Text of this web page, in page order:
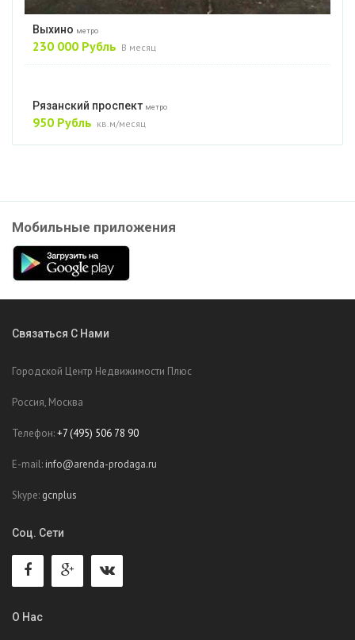
Выхино метро
230 000 Рубль В месяц
Рязанский проспект метро
950 Рубль кв.м/месяц
Мобильные приложения
Связаться С Нами
Городской Центр Недвижимости Плюс
Россия, Москва
Телефон:+7 (495) 506 78 90
E-mail: info@arenda-prodaga.ru
Skype: gcnplus
Соц. Сети
О Нас